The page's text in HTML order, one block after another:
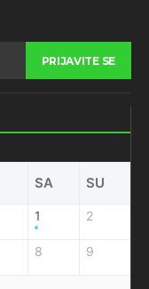
PRIJAVITE SE
SA SU
1 2
8 9